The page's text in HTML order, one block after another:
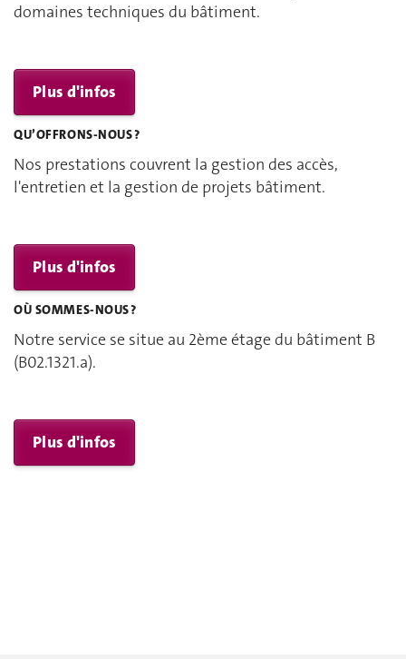
domaines techniques du bâtiment.
Plus d'infos
QU’OFFRONS-NOUS ?
Nos prestations couvrent la gestion des accès,
l'entretien et la gestion de projets bâtiment.
Plus d'infos
OÙ SOMMES-NOUS ?
Notre service se situe au 2ème étage du bâtiment B
(B02.1321.a).
Plus d'infos